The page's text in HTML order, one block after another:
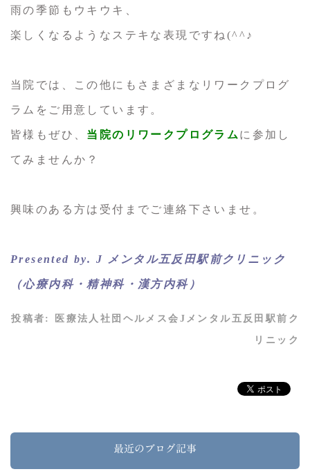
雨の季節もウキウキ、
楽しくなるようなステキな表現ですね(^^♪
当院では、この他にもさまざまなリワークプログ
ラムをご用意しています。
皆様もぜひ、 当院のリワークプログラム に参加し
てみませんか？
興味のある方は受付までご連絡下さいませ。
Presented by. J メンタル五反田駅前クリニック
（心療内科・精神科・漢方内科）
投稿者: 医療法人社団ヘルメス会Jメンタル五反田駅前ク
リニック
最近のブログ記事